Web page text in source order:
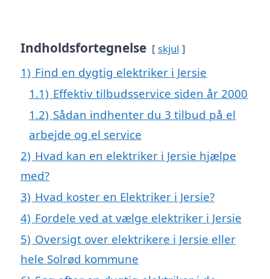
Indholdsfortegnelse skjul
1) Find en dygtig elektriker i Jersie
1.1) Effektiv tilbudsservice siden år 2000
1.2) Sådan indhenter du 3 tilbud på el
arbejde og el service
2) Hvad kan en elektriker i Jersie hjælpe
med?
3) Hvad koster en Elektriker i Jersie?
4) Fordele ved at vælge elektriker i Jersie
5) Oversigt over elektrikere i Jersie eller
hele Solrød kommune